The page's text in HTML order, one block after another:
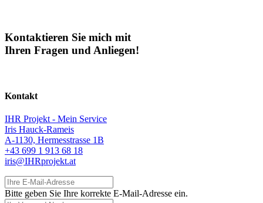
Kontaktieren Sie mich mit
Ihren Fragen und Anliegen!
Kontakt
IHR Projekt - Mein Service
Iris Hauck-Rameis
A-1130, Hermesstrasse 1B
+43 699 1 913 68 18
iris@IHRprojekt.at
Ihre E-Mail-Adresse
Bitte geben Sie Ihre korrekte E-Mail-Adresse ein.